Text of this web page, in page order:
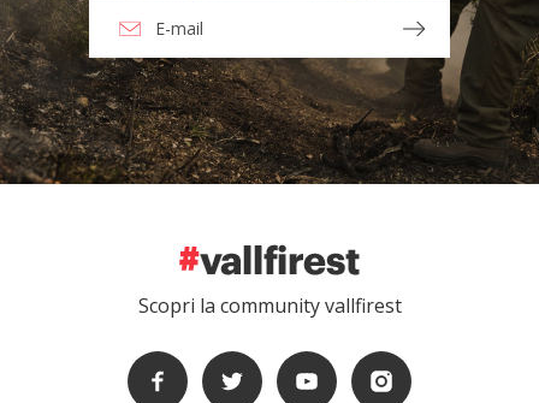
Scopri la community vallfirest